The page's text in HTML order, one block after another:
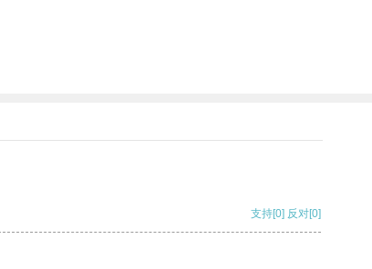
支持[0] 反对[0]